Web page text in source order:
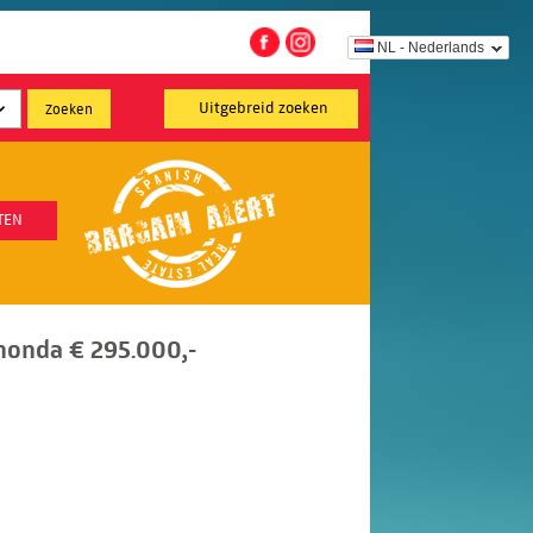
NL - Nederlands
Uitgebreid zoeken
€ 295.000,-